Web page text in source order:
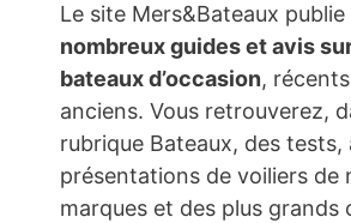
Le site Mers&Bateaux publie
nombreux guides et avis
bateaux d’occasion,
anciens. Vous retrouverez,
rubrique Bateaux, des tests,
présentations de voiliers de
marques et des plus grands